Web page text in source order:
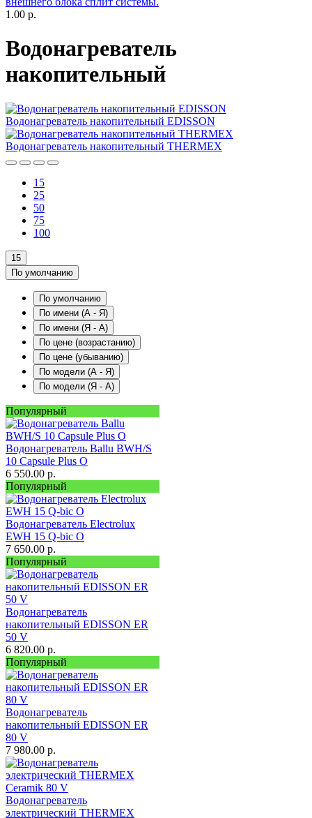
1.00 р.
Водонагреватель
накопительный
Водонагреватель накопительный EDISSON
Водонагреватель накопительный THERMEX
15
25
50
75
100
15
По умолчанию
По умолчанию
По имени (A - Я)
По имени (Я - A)
По цене (возрастанию)
По цене (убыванию)
По модели (A - Я)
По модели (Я - A)
Популярный
Водонагреватель Ballu BWH/S
10 Capsule Plus O
6 550.00 р.
Популярный
Водонагреватель Electrolux
EWH 15 Q-bic O
7 650.00 р.
Популярный
Водонагреватель
накопительный EDISSON ER
50 V
6 820.00 р.
Популярный
Водонагреватель
накопительный EDISSON ER
80 V
7 980.00 р.
Водонагреватель
электрический THERMEX